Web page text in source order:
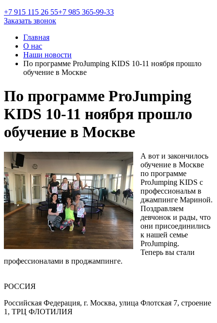
+7 915 115 26 55+7 985 365-99-33
Заказать звонок
Главная
О нас
Наши новости
По программе ProJumping KIDS 10-11 ноября прошло
обучение в Москве
По программе ProJumping
KIDS 10-11 ноября прошло
обучение в Москве
А вот и закончилось
обучение в Москве
по программе
ProJumping KIDS с
профессиональм в
джампинге Мариной.
Поздравляем
девчонок и рады, что
они присоединились
к нашей семье
ProJumping.
Теперь вы стали
профессионалами в проджампинге.
РОССИЯ
Российская Федерация, г. Москва, улица Флотская 7, строение
1, ТРЦ ФЛОТИЛИЯ